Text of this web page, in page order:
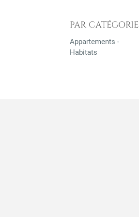
PAR CATÉGORIE
Appartements -
Habitats